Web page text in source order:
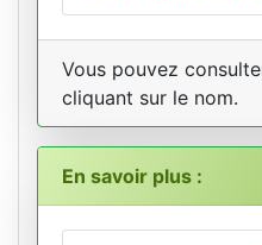
Vous pouvez
cliquant sur le nom.
En savoir plus :